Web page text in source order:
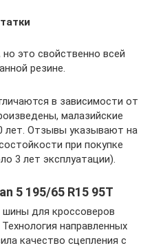
это свойственно всей
резине.
в зависимости от
малазийские
лет. Отзывы указывают на
при покупке
3 лет эксплуатации).
5 195/65 R15 95T
для кроссоверов
направленных
качество сцепления с